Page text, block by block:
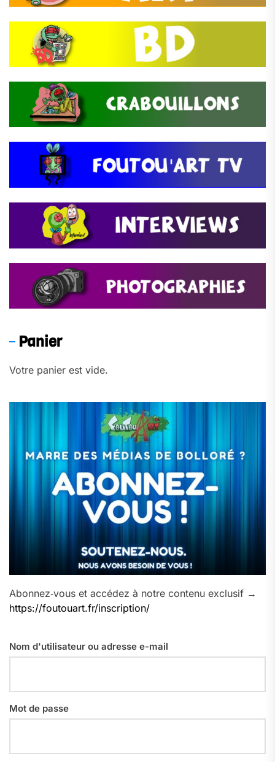
Panier
Votre panier est vide.
Abonnez‑vous et accédez à notre contenu exclusif →
https://foutouart.fr/inscription/
Nom d'utilisateur ou adresse e-mail
Mot de passe